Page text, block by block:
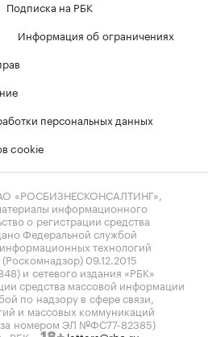
Подписка на РБК
Информация об ограничениях
персональных данных
cookie
«РОСБИЗНЕСКОНСАЛТИНГ»,
информационного
о регистрации средства
Федеральной службой
технологий
09.12.2015
и сетевого издания «РБК»
средства массовой информации
по надзору в сфере связи,
и массовых коммуникаций
за номером ЭЛ №ФС77-82385)